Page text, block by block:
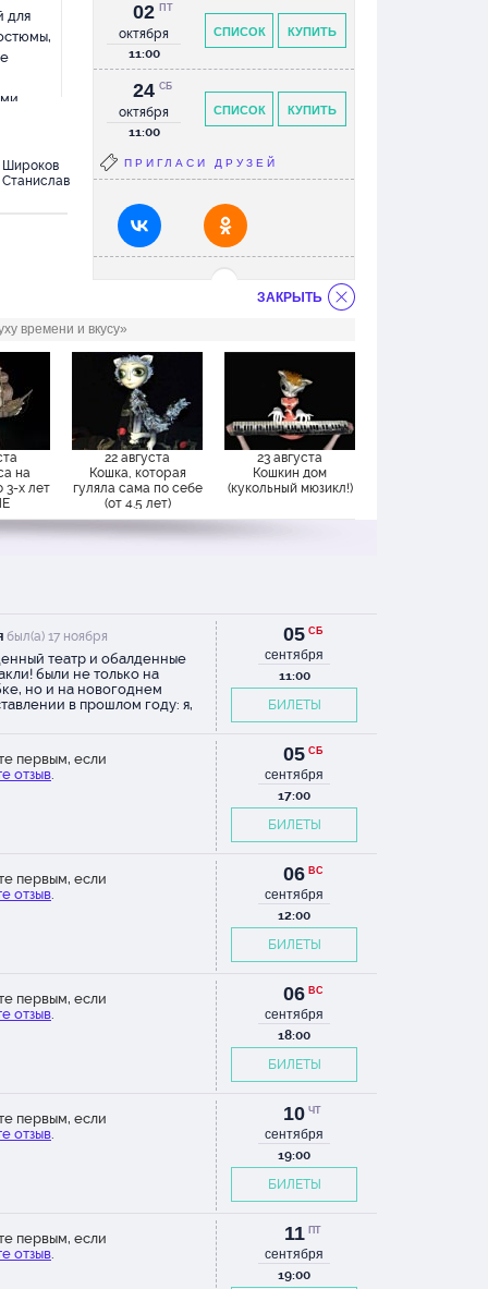
для
еще
с
с
вы
Еще
А
в
не
Широков
Станислав
КУПИТЬ
СПИСОК
02
октября
ПТ
11:00
КУПИТЬ
СПИСОК
24
октября
СБ
11:00
ПРИГЛАСИ ДРУЗЕЙ
ЗАКРЫТЬ
времени и вкусу»
на
3-х лет
22 августа
Кошка, которая
гуляла сама по себе
(от 4.5 лет)
23 августа
Кошкин дом
(кукольный мюзикл!)
был(а) 17 ноября
театр и обалденные
были не только на
но и на новогоднем
в прошлом году: я,
это что-то! оч полюбила этот
05 СБ
сентября
11:00
БИЛЕТЫ
первым, если
отзыв.
05 СБ
сентября
17:00
БИЛЕТЫ
первым, если
отзыв.
06 ВС
сентября
12:00
БИЛЕТЫ
первым, если
отзыв.
06 ВС
сентября
18:00
БИЛЕТЫ
первым, если
отзыв.
10 ЧТ
сентября
19:00
БИЛЕТЫ
первым, если
отзыв.
11 ПТ
сентября
19:00